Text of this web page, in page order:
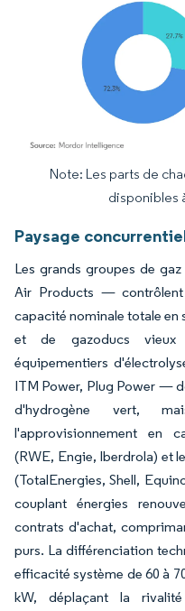
Image © Mordor Intelligence. La
Note: Les parts de
disponibles
Paysage
Les grands groupes de
Air Products —
capacité nominale totale en
et de gazoducs vieux
équipementiers
ITM Power, Plug Power —
d'hydrogène vert,
l'approvisionnement en
(RWE, Engie, Iberdrola) et
(TotalEnergies, Shell,
couplant énergies
contrats d'achat,
purs. La différenciation
efficacité système de 60 à
kW, déplaçant la